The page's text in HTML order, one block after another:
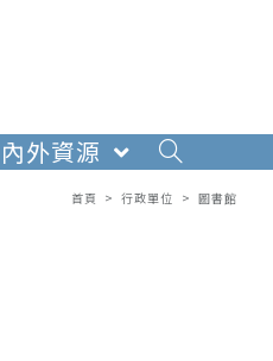
內外資源
首頁 > 行政單位 > 圖書館